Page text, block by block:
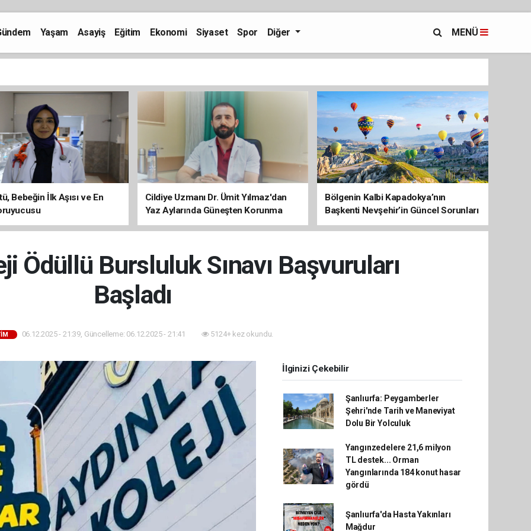
Yaşam Asayiş Eğitim Ekonomi Siyaset Spor Diğer MENÜ
Bebeğin İlk Aşısı ve En
Cildiye Uzmanı Dr. Ümit Yılmaz'dan
Yaz Aylarında Güneşten Korunma
Uyarısı
Bölgenin Kalbi Kapadokya’nın
Başkenti Nevşehir’in Güncel Sorunları
ve Çözüm Haritası
Ödüllü Bursluluk Sınavı Başvuruları
Başladı
06.12.2025 - 21:39, Güncelleme: 06.12.2025 - 21:41 5124+ kez okundu.
İlginizi Çekebilir
Şanlıurfa: Peygamberler
Şehri'nde Tarih ve Maneviyat
Dolu Bir Yolculuk
Yangınzedelere 21,6 milyon
TL destek... Orman
Yangınlarında 184 konut hasar
gördü
Şanlıurfa'da Hasta Yakınları
Mağdur